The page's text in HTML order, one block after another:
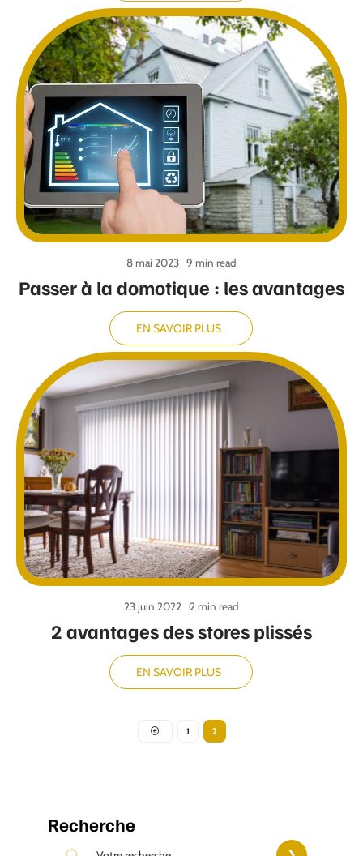
Passer à la domotique : les avantages
8 mai 2023 9 min read
EN SAVOIR PLUS
2 avantages des stores plissés
23 juin 2022 2 min read
EN SAVOIR PLUS
1 2
Recherche